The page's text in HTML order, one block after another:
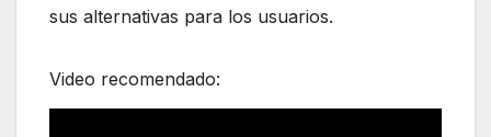
sus alternativas para los usuarios.
Video recomendado: